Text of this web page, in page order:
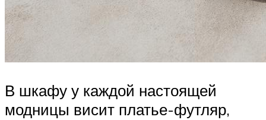
В шкафу у каждой настоящей
модницы висит платье-футляр,